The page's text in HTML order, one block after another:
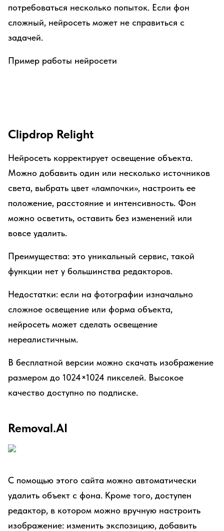
потребоваться несколько попыток. Если фон
сложный, нейросеть может не справиться с
задачей.
Пример работы нейросети
Clipdrop Relight
Нейросеть корректирует освещение объекта.
Можно добавить один или несколько источников
света, выбрать цвет «лампочки», настроить ее
положение, расстояние и интенсивность. Фон
можно осветить, оставить без изменений или
вовсе удалить.
Преимущества: это уникальный сервис, такой
функции нет у большинства редакторов.
Недостатки: если на фотографии изначально
сложное освещение или форма объекта,
нейросеть может сделать освещение
нереалистичным.
В бесплатной версии можно скачать изображение
размером до 1024×1024 пикселей. Высокое
качество доступно по подписке.
Removal.AI
С помощью этого сайта можно автоматически
удалить объект с фона. Кроме того, доступен
редактор, в котором можно вручную настроить
изображение: изменить экспозицию, добавить